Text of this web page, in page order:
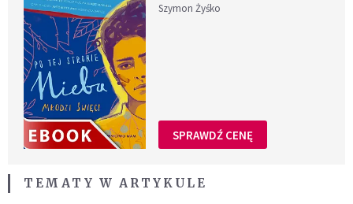
Szymon Żyśko
SPRAWDŹ CENĘ
TEMATY W ARTYKULE